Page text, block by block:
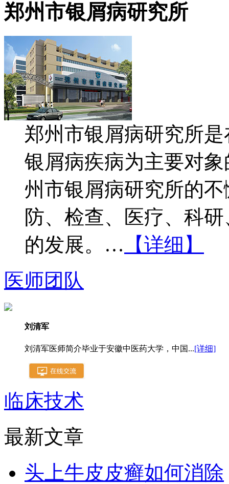
郑州市银屑病研究所
郑州市银屑病研究所
银屑病疾病为主要对
州市银屑病研究所的
防、检查、医疗、科
的发展。… 【详细】
医师团队
刘清军
刘清军医师简介毕业于安徽中医药大学，中国...[详细]
临床技术
最新文章
头上牛皮皮癣如何消除